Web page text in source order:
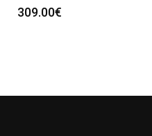
309.00€